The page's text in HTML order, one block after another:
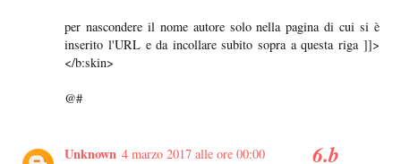
per nascondere il nome autore solo nella pagina di cui si è
inserito l'URL e da incollare subito sopra a questa riga ]]>
</b:skin>
@#
Unknown 4 marzo 2017 alle ore 00:00